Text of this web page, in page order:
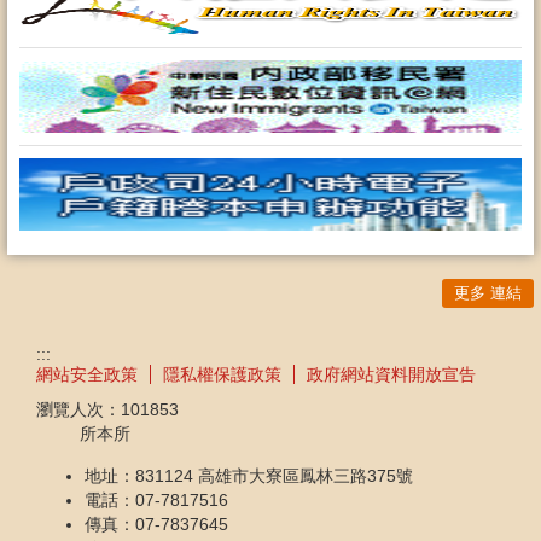
更多 連結
:::
網站安全政策
隱私權保護政策
政府網站資料開放宣告
瀏覽人次： 101853
所本所
地址：831124 高雄市大寮區鳳林三路375號
電話：07-7817516
傳真：07-7837645